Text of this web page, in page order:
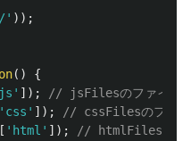
' ));
()
{
js ' ]);
// jsFilesのファイルが
' css ' ]);
// cssFilesのファイ
' html ' ]);
// htmlFilesのファ